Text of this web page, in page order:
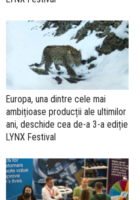
Europa, una dintre cele mai
ambițioase producții ale ultimilor
ani, deschide cea de-a 3-a ediție
LYNX Festival